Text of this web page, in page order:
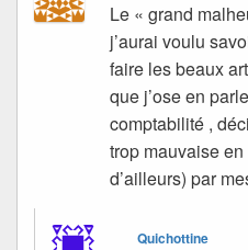
Le « grand
j’aurai voulu
faire les beaux
que j’ose en
comptabilité ,
trop mauvaise
d’ailleurs) par
Quichottine